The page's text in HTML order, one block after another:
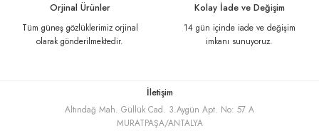
Gönder
Orjinal Ürünler
Tüm güneş gözlüklerimiz orjinal
olarak gönderilmektedir.
Kolay İade ve Değişim
14 gün içinde iade ve değişim
imkanı sunuyoruz.
İletişim
Altındağ Mah. Güllük Cad. 3.Aygün Apt. No: 57 A
MURATPAŞA/ANTALYA